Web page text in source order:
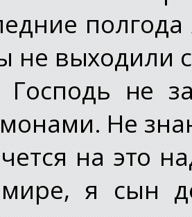
не выходили
не
Не
на это
я сын